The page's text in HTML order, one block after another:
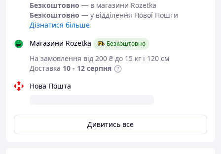
Модель повністю
регулюється за
допомогою липучок і
сідає на будь-яку
повноту ноги.
Взуття відRestime
доведено, що якість може бути вищою
за ціну. І якщо Ви вже мали в своєму
гардеробі взуття даного виробника, Ви
Безкоштовно — в магазини Rozetka
Безкоштовно — у відділення Нової Пошти
Дізнатися більше
Магазини Rozetka
Безкоштовно
На замовлення від 200 ₴ до 15 кг і 120 см
Доставка 10 - 12 серпня
Нова Пошта
Дивитись все